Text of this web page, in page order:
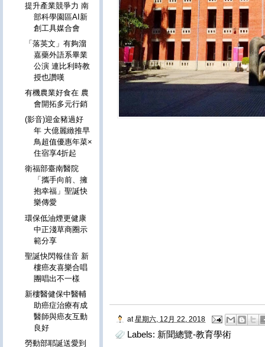
at 星期六, 12月 22, 2018
Labels: 新聞總覽-教育學術
提升產業競爭力 南
部科學園區AI新
創工具媒合會
「落英文」有夠溜
嘉藥外語系畢業
公演 連比利時教
授也讚嘆
有機農業好食在 農
會開拓多元行銷
(影音)迎金豬過好
年 大億麗緻推早
鳥超值優惠年菜×
住宿享4折起
衛福部臺南醫院
「攜手向前、擁
抱幸福」聖誕快
樂傳愛
環保低油煙更健康
中正淺草商圈示
範分享
聖誕快閃報佳音 新
樓癌友喜樂合唱
團唱出不一樣
新樓醫健保中醫輔
助癌症治療有成
醫師與癌友互動
良好
勞動部耶誕送愛到